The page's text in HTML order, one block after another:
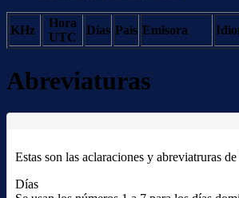
KHz
Hora
UTC
Días País Emisora
Abreviaturas
Estas son las aclaraciones y abreviatruras
Días